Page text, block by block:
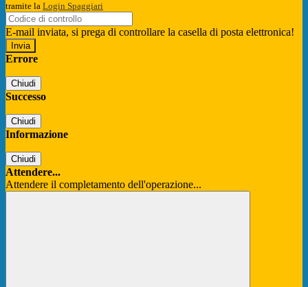
tramite la Login Spaggiari
E-mail inviata, si prega di controllare la casella di posta elettronica!
Errore
Chiudi
Successo
Chiudi
Informazione
Chiudi
Attendere...
Attendere il completamento dell'operazione...